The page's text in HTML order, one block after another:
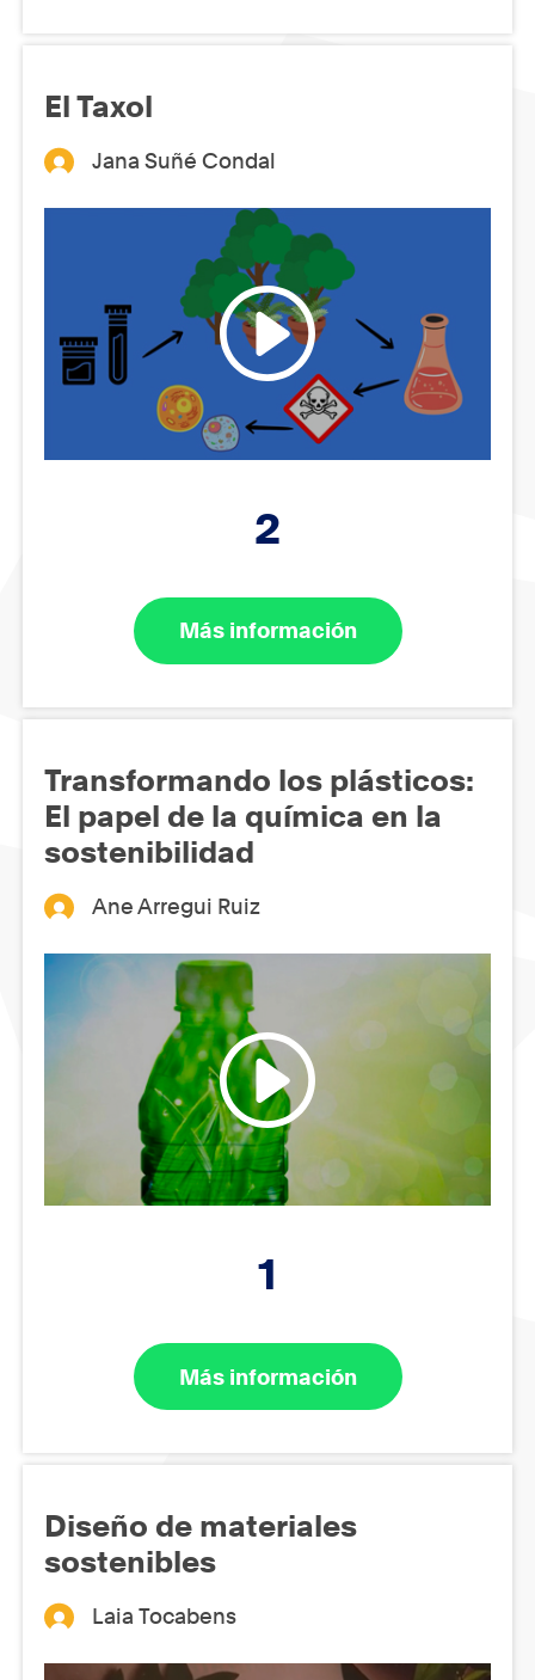
El Taxol
Jana Suñé Condal
2
Más información
Transformando los plásticos:
El papel de la química en la
sostenibilidad
Ane Arregui Ruiz
1
Más información
Diseño de materiales
sostenibles
Laia Tocabens